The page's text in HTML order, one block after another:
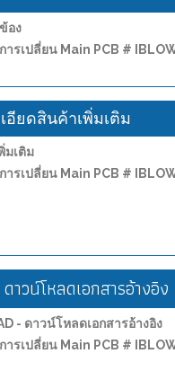
อง
รเปลี่ยน Main PCB #
อียดสินค้าเพิ่มเติม
มเติม
รเปลี่ยน Main PCB #
าวน์โหลดเอกสารอ้างอิง
- ดาวน์โหลดเอกสารอ้างอิง
รเปลี่ยน Main PCB #